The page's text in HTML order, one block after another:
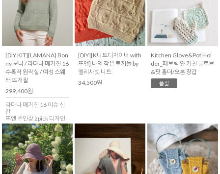
[DIY KIT][LAMANA] Bon
ny 보니 / 라마나 매거진 16
수록작 원작실 / 여성 스웨
터 뜨개질
299,400원
라마나 매거진 16 이슈 신
간
뜨앤 주인장 2pick 디자인
[DIY][K니트디자이너 with
뜨앤] 나의 작은 토끼들 by
엘리사벳 니트
34,500원
Kitchen Glove&Pot Hol
der_패브릭 얀 키친 글로브
&팟 홀더/오븐 장갑
품절